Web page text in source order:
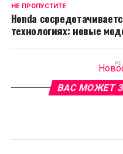
НЕ ПРОПУСТИТЕ
Honda
технологиях: новые
ВАС МОЖЕТ